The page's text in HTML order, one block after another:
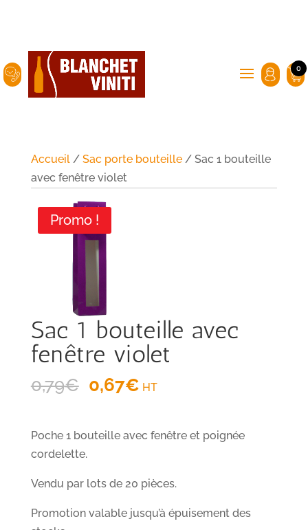
0
Accueil/ Sac porte bouteille/ Sac 1 bouteille
avec fenêtre violet
Promo !
Sac 1 bouteille avec
fenêtre violet
0,79€ Le
était :
0,67€Le
est :
HT
Poche 1 bouteille avec fenêtre et poignée
cordelette.
Vendu par lots de 20 pièces.
Promotion valable jusqu’à épuisement des